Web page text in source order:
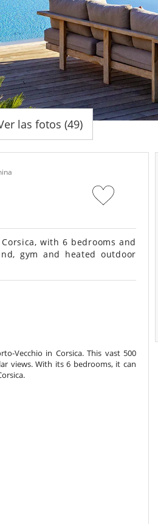
las fotos (49)
with 6 bedrooms and
gym and heated outdoor
Vecchio in Corsica. This vast 500
views. With its 6 bedrooms, it can